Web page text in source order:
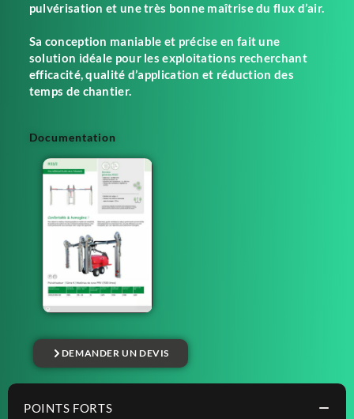
pulvérisation et une très bonne maîtrise du flux d’air.
Sa conception maniable et précise en fait une
solution idéale pour les exploitations recherchant
efficacité, qualité d’application et réduction des
temps de chantier.
Documentation
DEMANDER UN DEVIS
POINTS FORTS